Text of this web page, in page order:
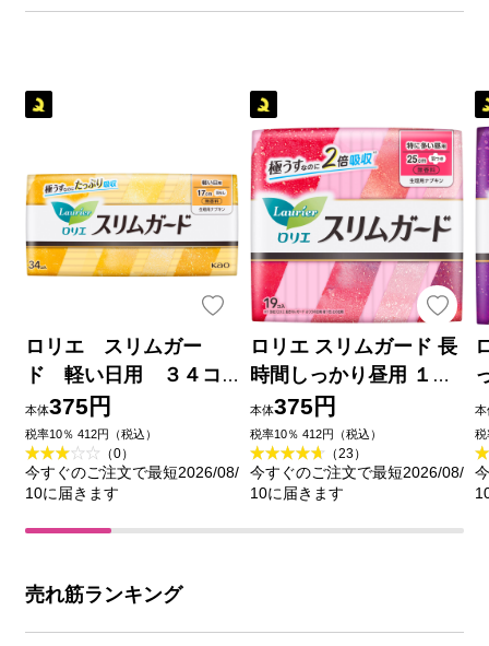
ロリエ スリムガー
ド 軽い日用 ３４コ
入 ３４コ 花王 (医薬部
外品)
本体375円
税率10％ 412円（税込）
（0）
今すぐのご注文で最短2026/08/
10に届きます
ロリエ スリムガード 長
時間しっかり昼用 １９
コ 花王 (医薬部外品)
本体375円
税率10％ 412円（税込）
（23）
今すぐのご注文で最短2026/08/
10に届きます
本
税
売れ筋ランキング